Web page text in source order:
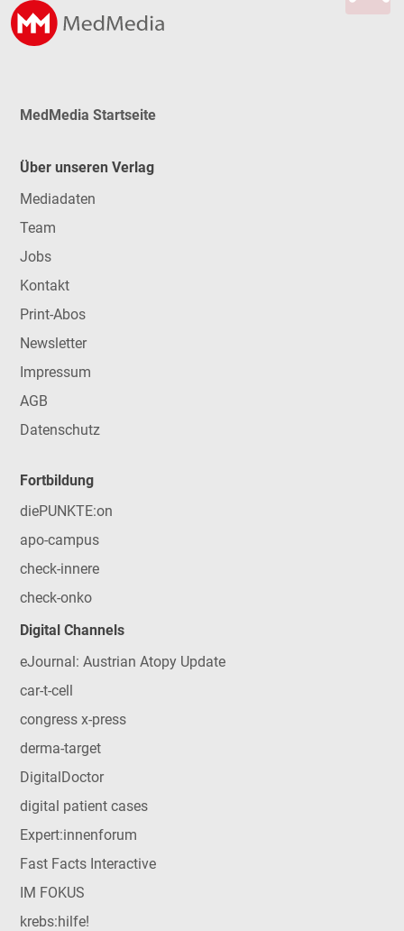
MedMedia Startseite
Über unseren Verlag
Mediadaten
Team
Jobs
Kontakt
Print-Abos
Newsletter
Impressum
AGB
Datenschutz
Fortbildung
diePUNKTE:on
apo-campus
check-innere
check-onko
Digital Channels
eJournal: Austrian Atopy Update
car-t-cell
congress x-press
derma-target
DigitalDoctor
digital patient cases
Expert:innenforum
Fast Facts Interactive
IM FOKUS
krebs:hilfe!